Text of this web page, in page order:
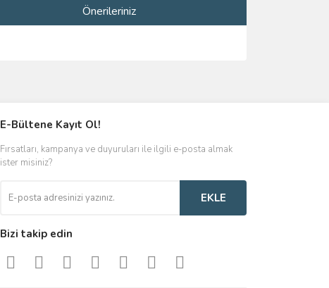
Önerileriniz
E-Bültene Kayıt Ol!
Fırsatları, kampanya ve duyuruları ile ilgili e-posta almak
ister misiniz?
EKLE
Bizi takip edin